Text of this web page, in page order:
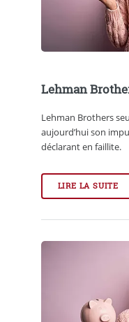
Lehman
Lehman Brothers
aujourd’hui son
déclarant en faillite.
LIRE LA SUITE